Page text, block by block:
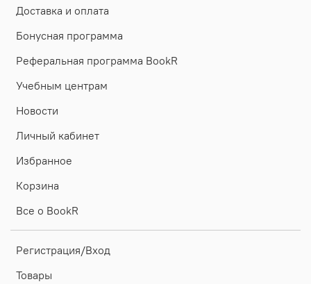
Доставка и оплата
Бонусная программа
Реферальная программа BookR
Учебным центрам
Новости
Личный кабинет
Избранное
Корзина
Все о BookR
Регистрация/Вход
Товары